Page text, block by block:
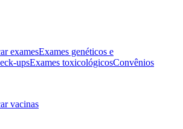
examesExames genéticos e
upsExames toxicológicosConvênios
vacinas